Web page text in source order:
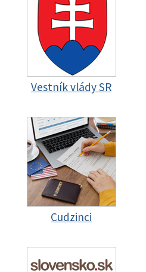
Vestník vlády SR
Cudzinci